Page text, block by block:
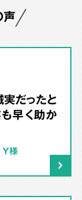
声
だったと
早く助か
Y様